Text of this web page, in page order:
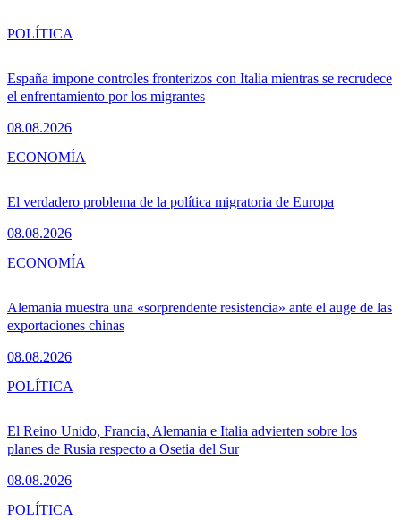
España impone controles fronterizos con Italia mientras se recrudece
el enfrentamiento por los migrantes
08.08.2026
POLÍTICA
El verdadero problema de la política migratoria de Europa
08.08.2026
ECONOMÍA
Alemania muestra una «sorprendente resistencia» ante el auge de las
exportaciones chinas
08.08.2026
ECONOMÍA
El Reino Unido, Francia, Alemania e Italia advierten sobre los
planes de Rusia respecto a Osetia del Sur
08.08.2026
POLÍTICA
POLÍTICA